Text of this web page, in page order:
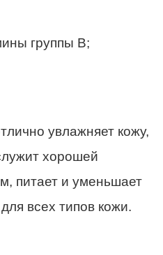
группы В;
увлажняет кожу,
хорошей
питает и уменьшает
всех типов кожи.